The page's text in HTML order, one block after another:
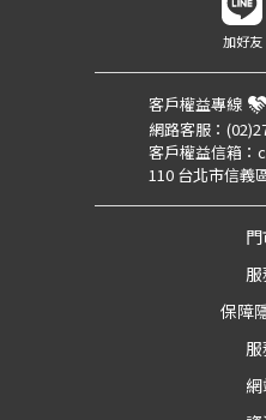
加好友
客戶權益專線
網路客服：
客戶權益信箱：
110 台北市信義
保障